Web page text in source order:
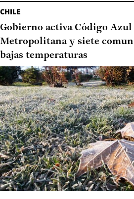
CHILE
Gobierno activa Código
Metropolitana y siete
bajas temperaturas